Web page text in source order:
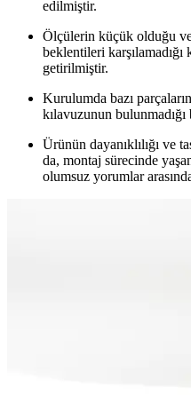
edilmiştir.
Ölçülerin küçük olduğu
beklentileri karşılamadığı
getirilmiştir.
Kurulumda bazı
kılavuzunun
Ürünün dayanıklılığı ve
da, montaj sürecinde
olumsuz yorumlar